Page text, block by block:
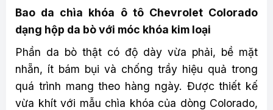
Bao da chìa khóa ô tô Chevrolet Colorado
dạng hộp da bò với móc khóa kim loại
Phần da bò thật có độ dày vừa phải, bề mặt
nhẵn, ít bám bụi và chống trầy hiệu quả trong
quá trình mang theo hàng ngày. Được thiết kế
vừa khít với mẫu chìa khóa của dòng Colorado,